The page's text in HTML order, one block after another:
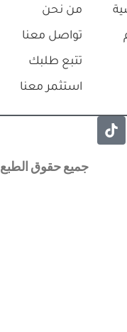
من نحن
تواصل معنا
تتبع طلبك
استثمر معنا
جميع حقوق الطبع